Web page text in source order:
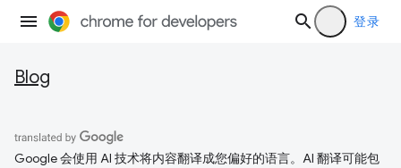
登录
Blog
Google 会使用 AI 技术将内容翻译成您偏好的语言。AI 翻译可能包